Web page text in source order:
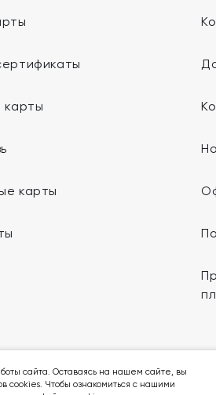
карты
карты
сайта. Оставаясь на нашем сайте, вы
cookies. Чтобы ознакомиться с нашими